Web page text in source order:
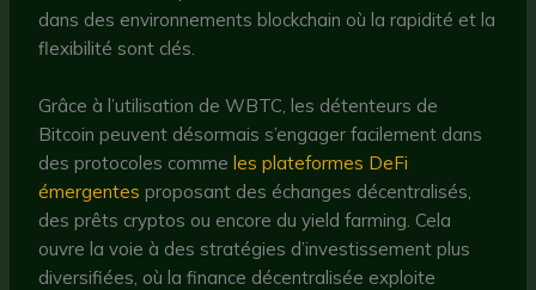
dans des environnements blockchain où la rapidité et la
flexibilité sont clés.
Grâce à l’utilisation de WBTC, les détenteurs de
Bitcoin peuvent désormais s’engager facilement dans
des protocoles commeles plateformes DeFi
émergentes proposant des échanges décentralisés,
des prêts cryptos ou encore du yield farming. Cela
ouvre la voie à des stratégies d’investissement plus
diversifiées, où la finance décentralisée exploite